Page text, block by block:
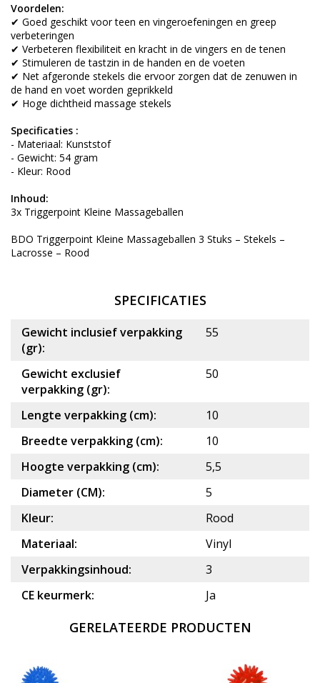
Voordelen:
✔ Goed geschikt voor teen en vingeroefeningen en greep
verbeteringen
✔ Verbeteren flexibiliteit en kracht in de vingers en de tenen
✔ Stimuleren de tastzin in de handen en de voeten
✔ Net afgeronde stekels die ervoor zorgen dat de zenuwen in
de hand en voet worden geprikkeld
✔ Hoge dichtheid massage stekels
Specificaties :
- Materiaal: Kunststof
- Gewicht: 54 gram
- Kleur: Rood
Inhoud:
3x Triggerpoint Kleine Massageballen
BDO Triggerpoint Kleine Massageballen 3 Stuks – Stekels –
Lacrosse – Rood
SPECIFICATIES
Gewicht inclusief verpakking
(gr):
55
Gewicht exclusief
verpakking (gr):
50
Lengte verpakking (cm):
10
Breedte verpakking (cm):
10
Hoogte verpakking (cm):
5,5
Diameter (CM):
5
Kleur:
Rood
Materiaal:
Vinyl
Verpakkingsinhoud:
3
CE keurmerk:
Ja
GERELATEERDE PRODUCTEN